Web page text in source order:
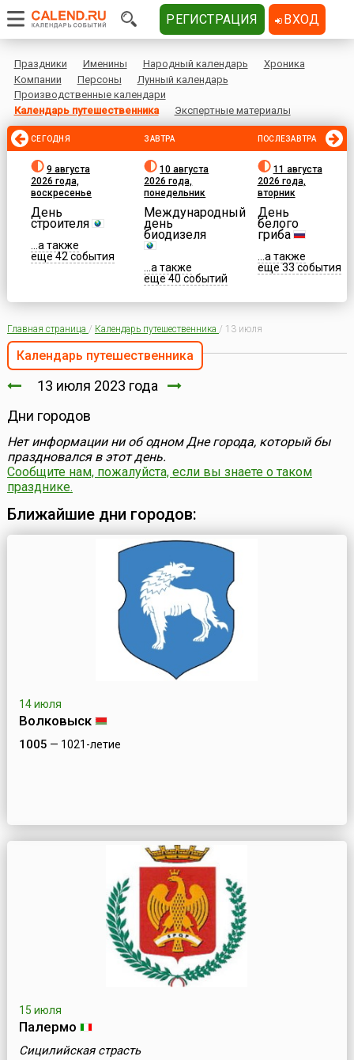
Праздники Именины Народный календарь
Хроника
Компании
Персоны
Лунный календарь
Производственные календари
Календарь путешественника
Экспертные материалы
СЕГОДНЯ
9 августа
2026 года,
воскресенье
День
строителя
...а также
еще 42 события
ЗАВТРА
10 августа
2026 года,
понедельник
Международный
день
биодизеля
...а также
еще 40 событий
ПОСЛЕЗАВТРА
11 августа
2026 года,
вторник
День
белого
гриба
...а также
еще 33 события
Главная страница / Календарь путешественника / 13 июля
Календарь путешественника
13 июля 2023 года
Дни городов
Нет информации ни об одном Дне города, который бы
праздновался в этот день.
Сообщите нам, пожалуйста, если вы знаете о таком
празднике.
Ближайшие дни городов:
14 июля
Волковыск
1005 — 1021-летие
15 июля
Палермо
Сицилийская страсть
РЕГИСТРАЦИЯ ВХОД